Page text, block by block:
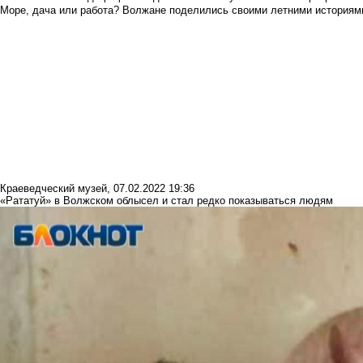
Море, дача или работа? Волжане поделились своими летними
Краеведческий музей, 07.02.2022 19:36
«Рататуй» в Волжском облысел и стал редко показываться людям